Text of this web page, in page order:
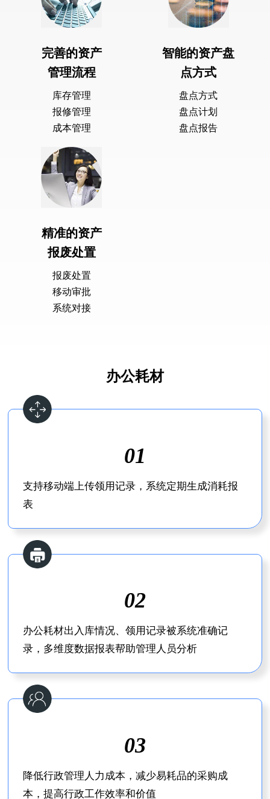
完善的资产
管理流程
库存管理
报修管理
成本管理
智能的资产盘
点方式
盘点方式
盘点计划
盘点报告
精准的资产
报废处置
报废处置
移动审批
系统对接
办公耗材
01
支持移动端上传领用记录，系统定期生成消耗报
表
02
办公耗材出入库情况、领用记录被系统准确记
录，多维度数据报表帮助管理人员分析
03
降低行政管理人力成本，减少易耗品的采购成
本，提高行政工作效率和价值